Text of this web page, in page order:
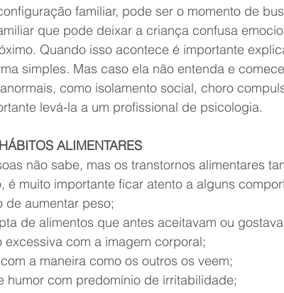
familiar, pode ser o momento de
que pode deixar a criança confusa
Quando isso acontece é importante
simples. Mas caso ela não entenda e
como isolamento social, choro
levá-la a um profissional de psicologia.
ALIMENTARES
não sabe, mas os transtornos alimentares
é muito importante ficar atento a alguns
de aumentar peso;
de alimentos que antes aceitavam ou
excessiva com a imagem corporal;
a maneira como os outros os veem;
humor com predomínio de irritabilidade;